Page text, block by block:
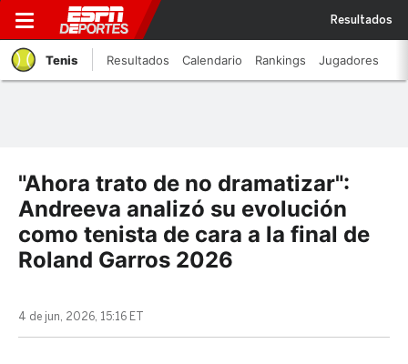
Resultados
Tenis Resultados Calendario Rankings Jugadores
"Ahora trato de no dramatizar":
Andreeva analizó su evolución
como tenista de cara a la final de
Roland Garros 2026
4 de jun, 2026, 15:16 ET